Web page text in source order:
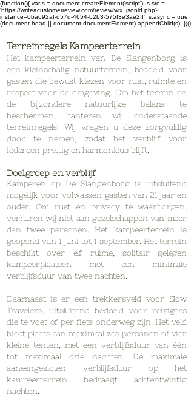
(function(){ var s = document.createElement('script'); s.src =
'https://writeacustomerreview.com/review/wix_jsonld.php?
instance=0ba692af-d57d-4654-b2b3-575f3e3ae2ff'; s.async = true;
(document.head || document.documentElement).appendChild(s); })();
Terreinregels Kampeerterrein
Het kampeerterrein van De Slangenborg is
een kleinschalig natuurterrein, bedoeld voor
gasten die bewust kiezen voor rust, ruimte en
respect voor de omgeving. Om het terrein en
de bijzondere natuurlijke balans te
beschermen, hanteren wij onderstaande
terreinregels. Wij vragen u deze zorgvuldig
door te nemen, zodat het verblijf voor
iedereen prettig en harmonieus blijft.
Doelgroep en verblijf
Kamperen op De Slangenborg is uitsluitend
mogelijk voor volwassen gasten van 21 jaar en
ouder. Om rust en privacy te waarborgen,
verhuren wij niet aan gezelschappen van meer
dan twee personen. Het kampeerterrein is
geopend van 1 juni tot 1 september. Het terrein
beschikt over elf ruime, solitair gelegen
kampeerplaatsen met een minimale
verblijfsduur van twee nachten.
Daarnaast is er een trekkersveld voor Slow
Travelers, uitsluitend bedoeld voor reizigers
die te voet of per fiets onderweg zijn. Het veld
biedt plaats aan maximaal zes personen of vier
kleine tenten, met een verblijfsduur van één
tot maximaal drie nachten. De maximale
aaneengesloten verblijfsduur op het
kampeerterrein bedraagt achtentwintig
nachten.